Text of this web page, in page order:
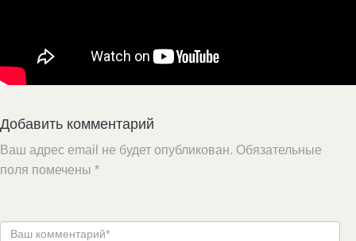
Добавить комментарий
Ваш адрес email не будет опубликован. Обязательные
поля помечены *